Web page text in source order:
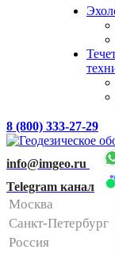
8 (800) 333-27-29
info@imgeo.ru
Telegram канал
Москва
Санкт-Петербург
Россия